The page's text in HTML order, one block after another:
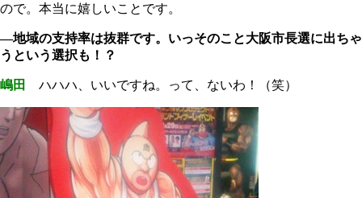
ので。本当に嬉しいことです。
―地域の支持率は抜群です。いっそのこと大阪市長選に出ちゃ
うという選択も！？
嶋田 ハハハ、いいですね。って、ないわ！（笑）